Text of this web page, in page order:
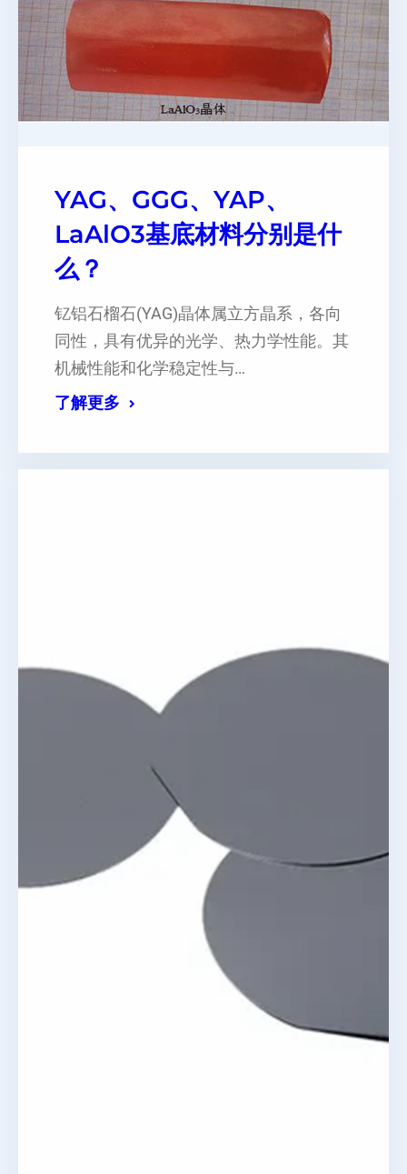
YAG、GGG、YAP、
LaAlO3基底材料分别是什
么？
钇铝石榴石(YAG)晶体属立方晶系，各向
同性，具有优异的光学、热力学性能。其
机械性能和化学稳定性与…
了解更多